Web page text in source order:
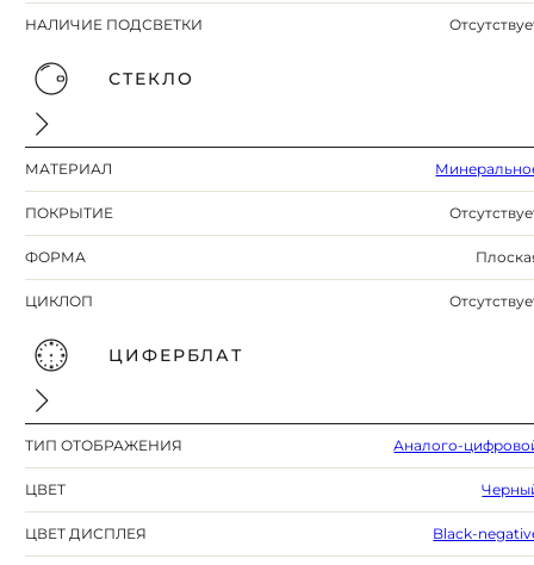
НАЛИЧИЕ ПОДСВЕТКИ
СТЕКЛО
МАТЕРИАЛ
ПОКРЫТИЕ
ФОРМА
ЦИКЛОП
ЦИФЕРБЛАТ
ТИП ОТОБРАЖЕНИЯ Аналого-
ЦВЕТ
ЦВЕТ ДИСПЛЕЯ Black-